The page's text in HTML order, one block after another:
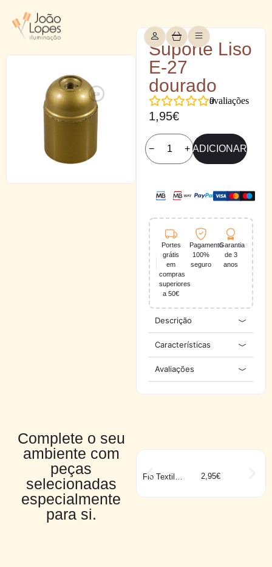
Suporte Liso
E-27
dourado
0
avaliações
1,95€
− + ADICIONAR
Portes
grátis
em
compras
superiores
a 50€
Pagamento
100%
seguro
Garantia
de 3
anos
Descrição
Características
Avaliações
Complete o seu
ambiente com
peças
selecionadas
especialmente
para si.
Fio Textil
Branco
2,95€